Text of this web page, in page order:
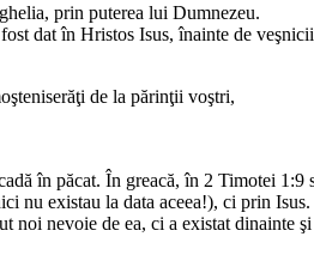
prin puterea lui Dumnezeu.
dat în Hristos Isus, înainte de
de la părinţii voştri,
în păcat. În greacă, în 2 Timotei 1:9
nu existau la data aceea!), ci prin
noi nevoie de ea, ci a existat dinainte